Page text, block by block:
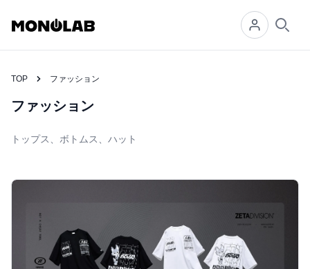
TOP ファッション
ファッション
トップス、ボトムス、ハット